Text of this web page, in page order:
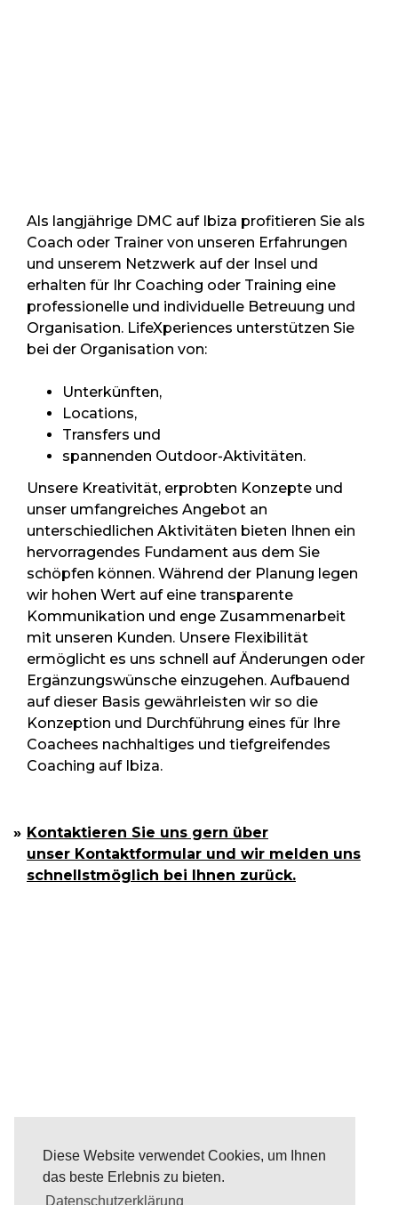
Diese Website verwendet Cookies, um Ihnen
das beste Erlebnis zu bieten.
Datenschutzerklärung
Als langjährige DMC auf Ibiza profitieren Sie als
Coach oder Trainer von unseren Erfahrungen
und unserem Netzwerk auf der Insel und
erhalten für Ihr Coaching oder Training eine
professionelle und individuelle Betreuung und
Organisation. LifeXperiences unterstützen Sie
bei der Organisation von:
Unterkünften,
Locations,
Transfers und
spannenden Outdoor-Aktivitäten.
Unsere Kreativität, erprobten Konzepte und
unser umfangreiches Angebot an
unterschiedlichen Aktivitäten bieten Ihnen ein
hervorragendes Fundament aus dem Sie
schöpfen können. Während der Planung legen
wir hohen Wert auf eine transparente
Kommunikation und enge Zusammenarbeit
mit unseren Kunden. Unsere Flexibilität
ermöglicht es uns schnell auf Änderungen oder
Ergänzungswünsche einzugehen. Aufbauend
auf dieser Basis gewährleisten wir so die
Konzeption und Durchführung eines für Ihre
Coachees nachhaltiges und tiefgreifendes
Coaching auf Ibiza.
Kontaktieren Sie uns gern über
unser Kontaktformular und wir melden uns
schnellstmöglich bei Ihnen zurück.